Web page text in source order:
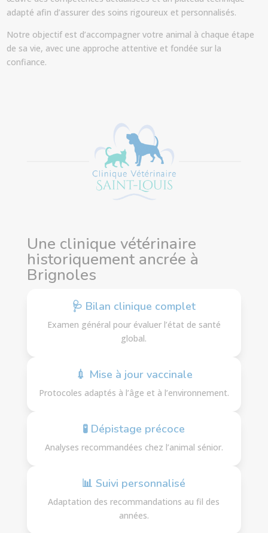
adapté afin d’assurer des soins rigoureux et personnalisés.
Notre objectif est d’accompagner votre animal à chaque étape
de sa vie, avec une approche attentive et fondée sur la
confiance.
Une clinique vétérinaire
historiquement ancrée à
Brignoles
🩺 Bilan clinique complet
Examen général pour évaluer l’état de santé
global.
💉 Mise à jour vaccinale
Protocoles adaptés à l’âge et à l’environnement.
🧪 Dépistage précoce
Analyses recommandées chez l’animal sénior.
📊 Suivi personnalisé
Adaptation des recommandations au fil des
années.